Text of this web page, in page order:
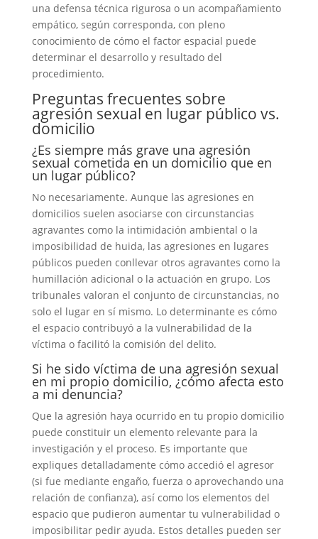
una defensa técnica rigurosa o un acompañamiento
empático, según corresponda, con pleno
conocimiento de cómo el factor espacial puede
determinar el desarrollo y resultado del
procedimiento.
Preguntas frecuentes sobre
agresión sexual en lugar público vs.
domicilio
¿Es siempre más grave una agresión
sexual cometida en un domicilio que en
un lugar público?
No necesariamente. Aunque las agresiones en
domicilios suelen asociarse con circunstancias
agravantes como la intimidación ambiental o la
imposibilidad de huida, las agresiones en lugares
públicos pueden conllevar otros agravantes como la
humillación adicional o la actuación en grupo. Los
tribunales valoran el conjunto de circunstancias, no
solo el lugar en sí mismo. Lo determinante es cómo
el espacio contribuyó a la vulnerabilidad de la
víctima o facilitó la comisión del delito.
Si he sido víctima de una agresión sexual
en mi propio domicilio, ¿cómo afecta esto
a mi denuncia?
Que la agresión haya ocurrido en tu propio domicilio
puede constituir un elemento relevante para la
investigación y el proceso. Es importante que
expliques detalladamente cómo accedió el agresor
(si fue mediante engaño, fuerza o aprovechando una
relación de confianza), así como los elementos del
espacio que pudieron aumentar tu vulnerabilidad o
imposibilitar pedir ayuda. Estos detalles pueden ser